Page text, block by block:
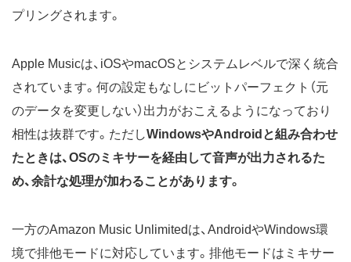
プリングされます。
Apple Musicは、iOSやmacOSとシステムレベルで深く統合
されています。何の設定もなしにビットパーフェクト（元
のデータを変更しない）出力がおこえるようになっており
相性は抜群です。ただしWindowsやAndroidと組み合わせ
たときは、OSのミキサーを経由して音声が出力されるた
め、余計な処理が加わることがあります。
一方のAmazon Music Unlimitedは、AndroidやWindows環
境で排他モードに対応しています。排他モードはミキサー